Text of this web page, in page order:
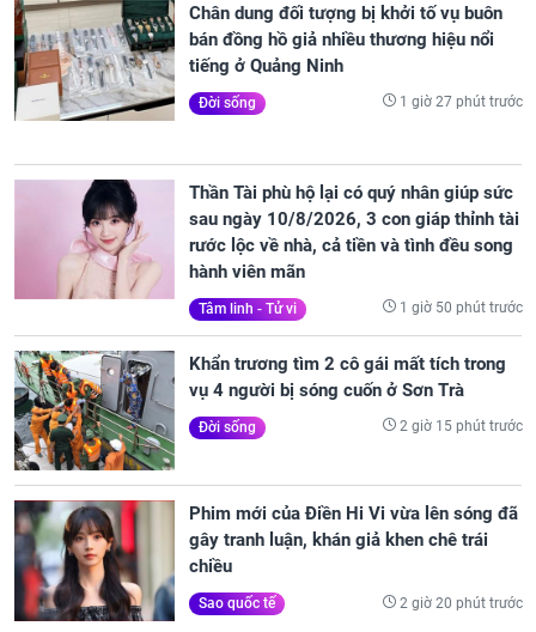
Chân dung đối tượng bị khởi tố vụ buôn
bán đồng hồ giả nhiều thương hiệu nổi
tiếng ở Quảng Ninh
Đời sống 1 giờ 27 phút trước
Thần Tài phù hộ lại có quý nhân giúp sức
sau ngày 10/8/2026, 3 con giáp thỉnh tài
rước lộc về nhà, cả tiền và tình đều song
hành viên mãn
Tâm linh - Tử vi 1 giờ 50 phút trước
Khẩn trương tìm 2 cô gái mất tích trong
vụ 4 người bị sóng cuốn ở Sơn Trà
Đời sống 2 giờ 15 phút trước
Phim mới của Điền Hi Vi vừa lên sóng đã
gây tranh luận, khán giả khen chê trái
chiều
Sao quốc tế 2 giờ 20 phút trước